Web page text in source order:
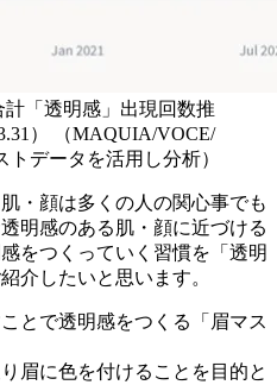
「透明感」出現回数推
） （MAQUIA/VOCE/
データを活用し分析）
・顔は多くの人の関心事でも
明感のある肌・顔に近づける
をつくっていく習慣を「透明
介したいと思います。
とで透明感をつくる「眉マス
眉に色を付けることを目的と